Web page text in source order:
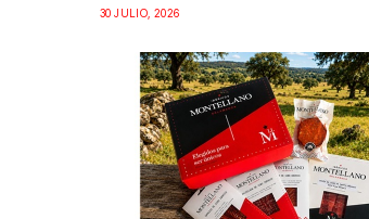
30 JULIO, 2026